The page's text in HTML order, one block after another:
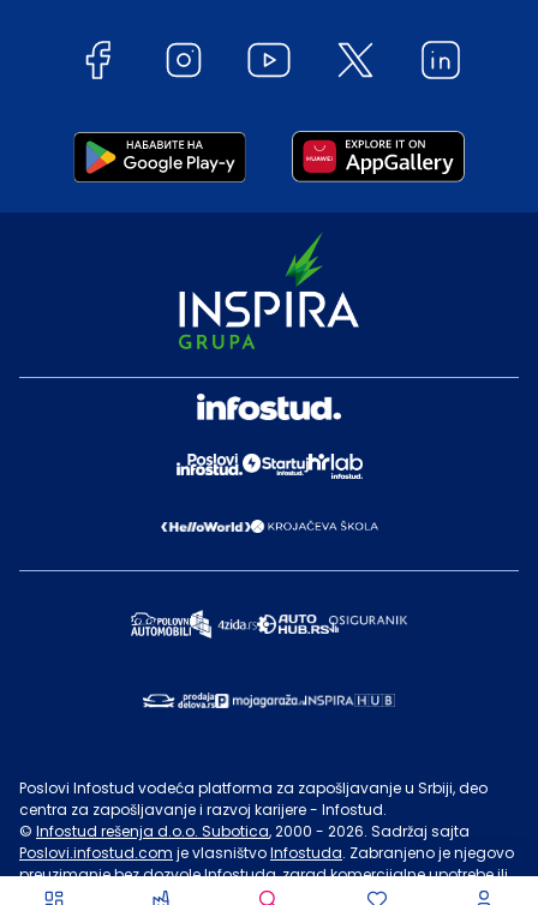
Poslovi Infostud vodeća platforma za zapošljavanje u Srbiji, deo
centra za zapošljavanje i razvoj karijere - Infostud.
© Infostud rešenja d.o.o. Subotica, 2000 - 2026. Sadržaj sajta
Poslovi.infostud.com je vlasništvoInfostuda. Zabranjeno je njegovo
preuzimanje bez dozvoleInfostuda, zarad komercijalne upotrebe ili
u druge svrhe, osim za lične potrebe posetilaca sajta.